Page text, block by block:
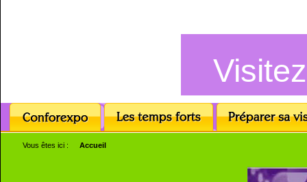
Vous êtes ici : Accueil